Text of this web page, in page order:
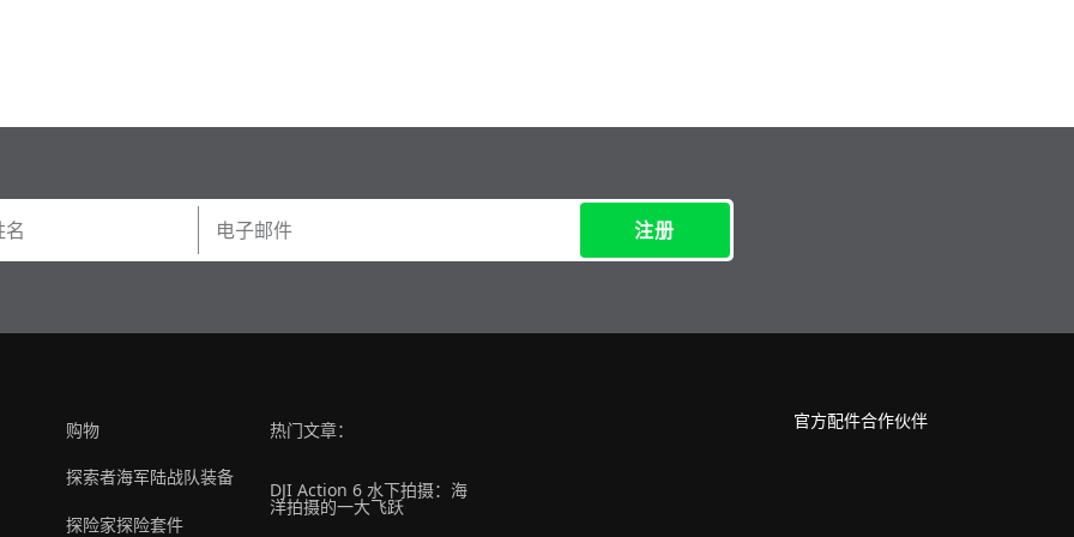
注册
购物
探索者海军陆战队装备
探险家探险套件
热门文章：
DJI Action 6 水下拍摄：海
洋拍摄的一大飞跃
官方配件合作伙伴